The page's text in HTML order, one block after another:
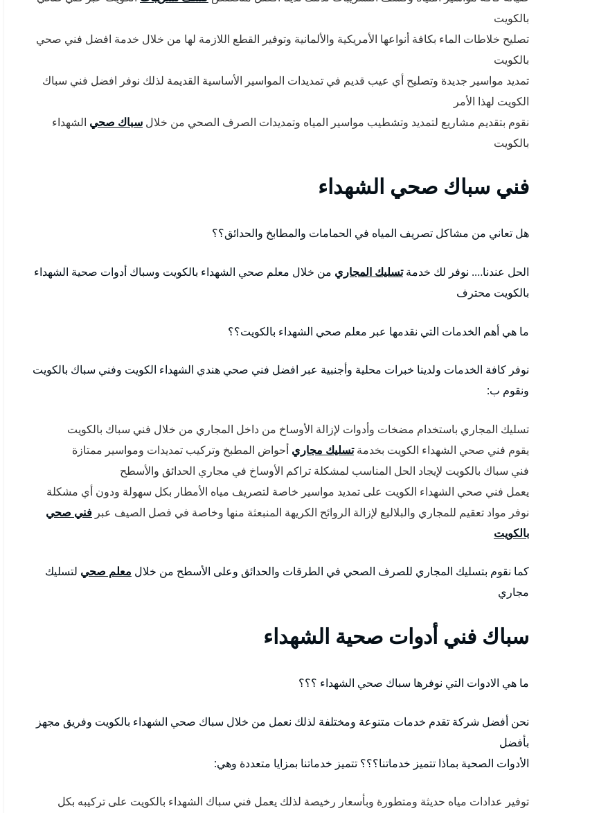
بالكويت
تصليح خلاطات الماء بكافة أنواعها الأمريكية والألمانية وتوفير القطع اللازمة لها من خلال خدمة افضل فني صحي
بالكويت
تمديد مواسير جديدة وتصليح أي عيب قديم في تمديدات المواسير الأساسية القديمة لذلك نوفر افضل فني سباك
الكويت لهذا الأمر
نقوم بتقديم مشاريع لتمديد وتشطيب مواسير المياه وتمديدات الصرف الصحي من خلال سباك صحي الشهداء
بالكويت
فني سباك صحي الشهداء
هل تعاني من مشاكل تصريف المياه في الحمامات والمطابخ والحدائق؟؟
الحل عندنا…. نوفر لك خدمةتسليك المجاري من خلال معلم صحي الشهداء بالكويت وسباك أدوات صحية الشهداء
بالكويت محترف
ما هي أهم الخدمات التي نقدمها عبر معلم صحي الشهداء بالكويت؟؟
نوفر كافة الخدمات ولدينا خبرات محلية وأجنبية عبر افضل فني صحي هندي الشهداء الكويت وفني سباك بالكويت
ونقوم ب:
تسليك المجاري باستخدام مضخات وأدوات لإزالة الأوساخ من داخل المجاري من خلال فني سباك بالكويت
يقوم فني صحي الشهداء الكويت بخدمةتسليك مجاري أحواض المطبخ وتركيب تمديدات ومواسير ممتازة
فني سباك بالكويت لإيجاد الحل المناسب لمشكلة تراكم الأوساخ في مجاري الحدائق والأسطح
يعمل فني صحي الشهداء الكويت على تمديد مواسير خاصة لتصريف مياه الأمطار بكل سهولة ودون أي مشكلة
نوفر مواد تعقيم للمجاري والبلاليع لإزالة الروائح الكريهة المنبعثة منها وخاصة في فصل الصيف عبر فني صحي
بالكويت
كما نقوم بتسليك المجاري للصرف الصحي في الطرقات والحدائق وعلى الأسطح من خلال معلم صحي لتسليك
مجاري
سباك فني أدوات صحية الشهداء
ما هي الادوات التي نوفرها سباك صحي الشهداء ؟؟؟
نحن أفضل شركة تقدم خدمات متنوعة ومختلفة لذلك نعمل من خلال سباك صحي الشهداء بالكويت وفريق مجهز
بأفضل
الأدوات الصحية بماذا تتميز خدماتنا؟؟؟ تتميز خدماتنا بمزايا متعددة وهي:
توفير عدادات مياه حديثة ومتطورة وبأسعار رخيصة لذلك يعمل فني سباك الشهداء بالكويت على تركيبه بكل